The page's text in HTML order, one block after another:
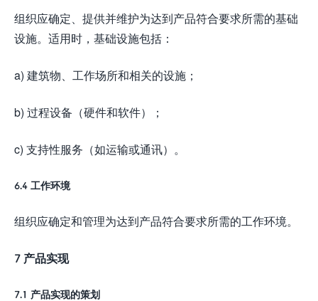
组织应确定、提供并维护为达到产品符合要求所需的基础
设施。适用时，基础设施包括：
a) 建筑物、工作场所和相关的设施；
b) 过程设备（硬件和软件）；
c) 支持性服务（如运输或通讯）。
6.4 工作环境
组织应确定和管理为达到产品符合要求所需的工作环境。
7 产品实现
7.1 产品实现的策划